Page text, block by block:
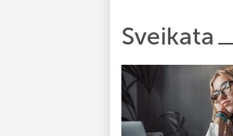
Sveikata